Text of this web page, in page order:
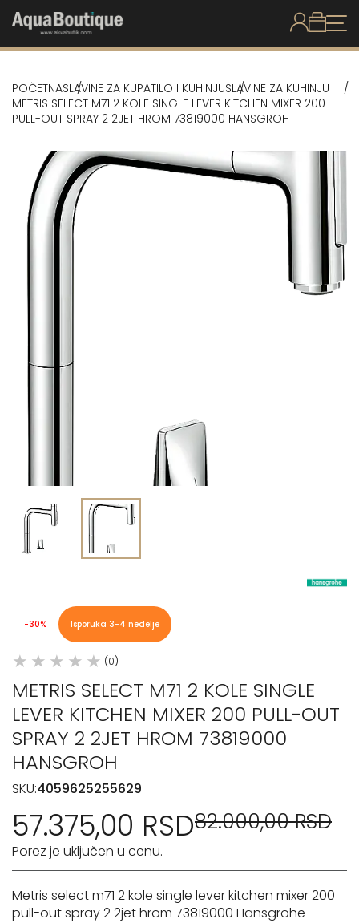
POČETNASLAVINE ZA KUPATILO I KUHINJUSLAVINE ZA KUHINJU
METRIS SELECT M71 2 KOLE SINGLE LEVER KITCHEN MIXER 200
PULL-OUT SPRAY 2 2JET HROM 73819000 HANSGROH
-30% Isporuka 3-4 nedelje
(0)
METRIS SELECT M71 2 KOLE SINGLE
LEVER KITCHEN MIXER 200 PULL-OUT
SPRAY 2 2JET HROM 73819000
HANSGROH
SKU:4059625255629
57.375,00 RSD82.000,00 RSD
Porez je uključen u cenu.
Metris select m71 2 kole single lever kitchen mixer 200
pull-out spray 2 2jet hrom 73819000 Hansgrohe